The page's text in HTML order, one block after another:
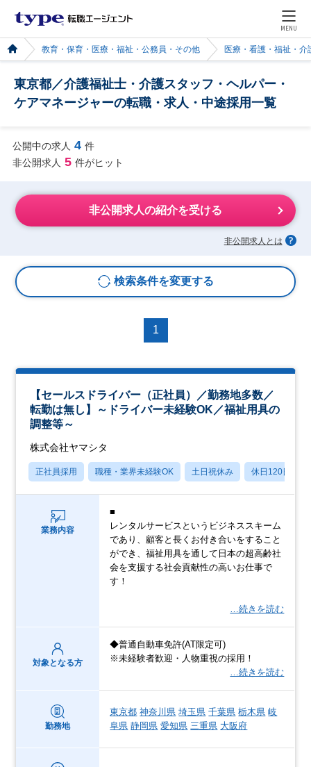
MENU
教育・保育・医療・福祉・公務員・その他 医療・看護・福祉・介
東京都／介護福祉士・介護スタッフ・ヘルパー・
ケアマネージャーの転職・求人・中途採用一覧
公開中の求人 4 件
非公開求人 5 件がヒット
非公開求人の紹介を受ける
非公開求人とは
検索条件を変更する
1
【セールスドライバー（正社員）／勤務地多数／
転勤は無し】～ドライバー未経験OK／福祉用具の
調整等～
株式会社ヤマシタ
正社員採用 職種・業界未経験OK 土日祝休み 休日120日以上
業務内容
■
レンタルサービスというビジネススキーム
であり、顧客と長くお付き合いをすること
ができ、福祉用具を通して日本の超高齢社
会を支援する社会貢献性の高いお仕事で
す！
…続きを読む
対象となる方
◆普通自動車免許(AT限定可)
※未経験者歓迎・人物重視の採用！
…続きを読む
勤務地
東京都 神奈川県 埼玉県 千葉県 栃木県 岐
阜県 静岡県 愛知県 三重県 大阪府